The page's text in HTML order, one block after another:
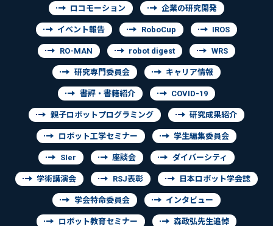
ロコモーション 企業の研究開発
イベント報告 RoboCup IROS
RO-MAN robot digest WRS
研究専門委員会 キャリア情報
書評・書籍紹介 COVID-19
親子ロボットプログラミング 研究成果紹介
ロボット工学セミナー 学生編集委員会
SIer 座談会 ダイバーシティ
学術講演会 RSJ表彰 日本ロボット学会誌
学会特命委員会 インタビュー
ロボット教育セミナー 森政弘先生追悼